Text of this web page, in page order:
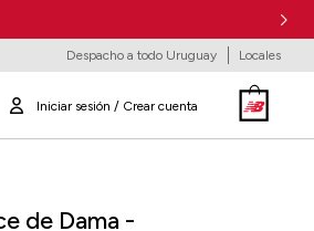
Despacho a todo Uruguay Locales
de Dama -